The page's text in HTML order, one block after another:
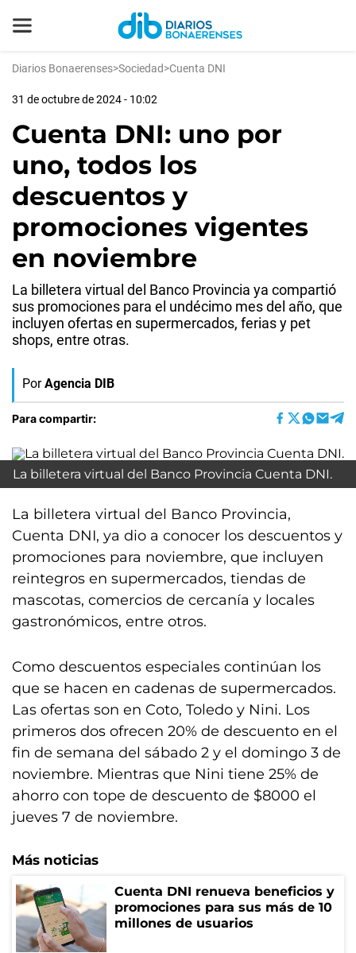
Diarios Bonaerenses>Sociedad>Cuenta DNI
31 de octubre de 2024 - 10:02
Cuenta DNI: uno por
uno, todos los
descuentos y
promociones vigentes
en noviembre
La billetera virtual del Banco Provincia ya compartió
sus promociones para el undécimo mes del año, que
incluyen ofertas en supermercados, ferias y pet
shops, entre otras.
Por Agencia DIB
Para compartir:
La billetera virtual del Banco Provincia Cuenta DNI.
La billetera virtual del Banco Provincia,
Cuenta DNI, ya dio a conocer los descuentos y
promociones para noviembre, que incluyen
reintegros en supermercados, tiendas de
mascotas, comercios de cercanía y locales
gastronómicos, entre otros.
Como descuentos especiales continúan los
que se hacen en cadenas de supermercados.
Las ofertas son en Coto, Toledo y Nini. Los
primeros dos ofrecen 20% de descuento en el
fin de semana del sábado 2 y el domingo 3 de
noviembre. Mientras que Nini tiene 25% de
ahorro con tope de descuento de $8000 el
jueves 7 de noviembre.
Más noticias
Cuenta DNI renueva beneficios y
promociones para sus más de 10
millones de usuarios